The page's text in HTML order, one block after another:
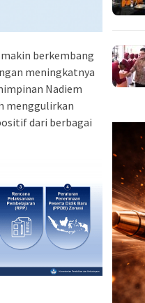
berkembang
meningkatnya
Nadiem
menggulirkan
dari berbagai